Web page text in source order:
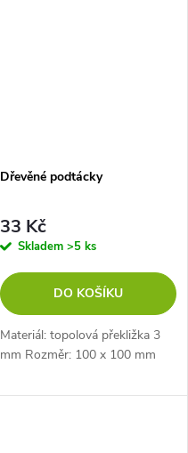
Dřevěné podtácky
33 Kč
Skladem >5 ks
DO KOŠÍKU
Materiál: topolová překližka 3
mm Rozměr: 100 x 100 mm